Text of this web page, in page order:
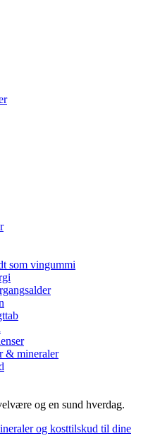
som vingummi
& mineraler
og en sund hverdag.
og kosttilskud til dine